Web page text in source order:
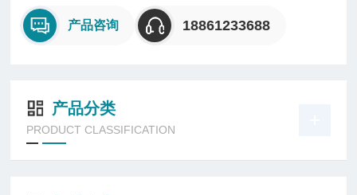
产品咨询 18861233688
产品分类
PRODUCT CLASSIFICATION